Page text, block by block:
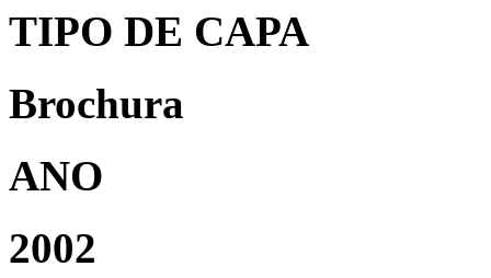
TIPO DE CAPA
Brochura
ANO
2002